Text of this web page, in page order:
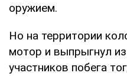
оружием.
Но на территории
мотор и выпрыгнул
участников побега